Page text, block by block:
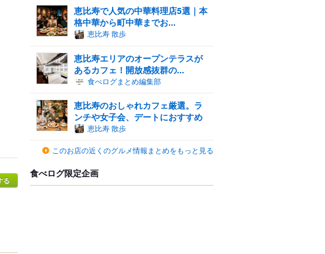
恵比寿で人気の中華料理店5選｜本
格中華から町中華までお...
恵比寿 散歩
恵比寿エリアのオープンテラスが
あるカフェ！開放感抜群の...
食べログまとめ編集部
恵比寿のおしゃれカフェ厳選。ラ
ンチや女子会、デートにおすすめ
恵比寿 散歩
このお店の近くのグルメ情報まとめをもっと見る
食べログ限定企画